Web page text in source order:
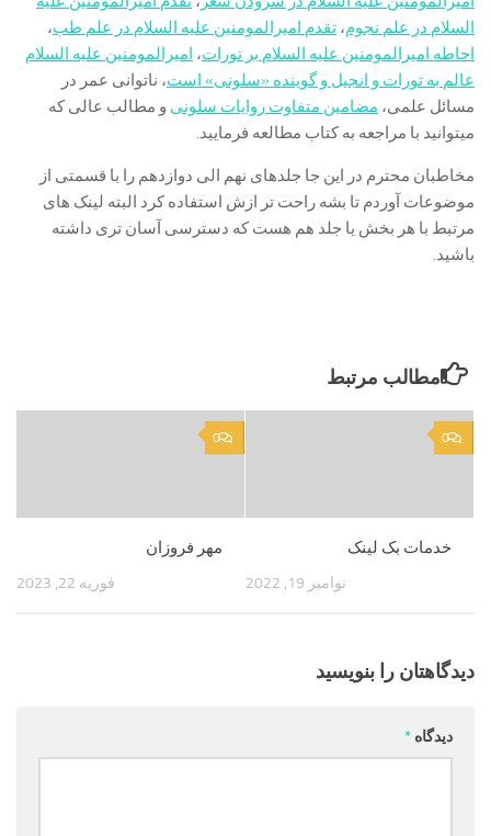
السلام در علم نجوم‌، تقدم امیرالمومنین علیه السلام در علم طب‌،
احاطه امیرالمومنین علیه السلام بر تورات‌، امیرالمومنین علیه السلام
عالم به تورات و انجیل و گوینده «سلونى» است، ناتوانى عمر در
مسائل علمى‌، مضامین متفاوت روایات سلونى‌ و مطالب عالی که
میتوانید با مراجعه به کتاب مطالعه فرمایید.
مخاطبان محترم در این جا جلدهای نهم الی دوازدهم را با قسمتی از
موضوعات آوردم تا بشه راحت تر ازش استفاده کرد البته لینک های
مرتبط با هر بخش یا جلد هم هست که دسترسی آسان تری داشته
باشید.
مطالب مرتبط
0
مهر فروزان
فوریه 22, 2023
0
خدمات بک لینک
نوامبر 19, 2022
دیدگاهتان را بنویسید
دیدگاه *